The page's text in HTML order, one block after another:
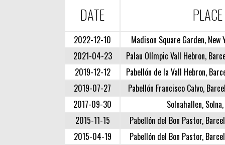
DATE PLACE
2022-12-10
Madison Square Garden, New
2021-04-23
Palau Olímpic Vall Hebron,
2019-12-12
Pabellón de la Vall Hebron,
2019-07-27
Pabellón Francisco Calvo,
2017-09-30
Solnahallen,
2015-11-15
Pabellón del Bon Pastor,
2015-04-19
Pabellón del Bon Pastor,